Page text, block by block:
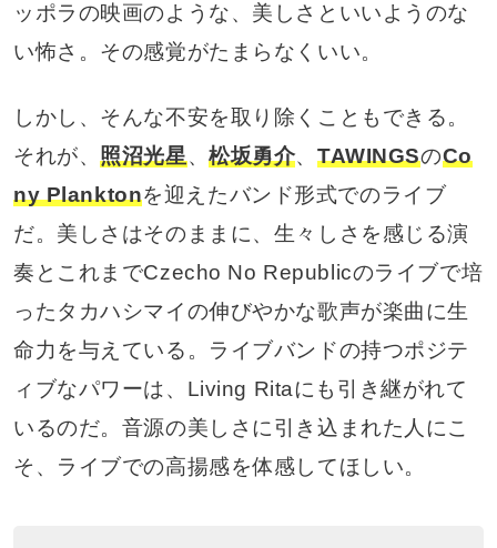
ッポラの映画のような、美しさといいようのな
い怖さ。その感覚がたまらなくいい。
しかし、そんな不安を取り除くこともできる。
それが、照沼光星、松坂勇介、 TAWINGSのCo
ny Planktonを迎えたバンド形式でのライブ
だ。美しさはそのままに、生々しさを感じる演
奏とこれまでCzecho No Republicのライブで培
ったタカハシマイの伸びやかな歌声が楽曲に生
命力を与えている。ライブバンドの持つポジテ
ィブなパワーは、Living Ritaにも引き継がれて
いるのだ。音源の美しさに引き込まれた人にこ
そ、ライブでの高揚感を体感してほしい。